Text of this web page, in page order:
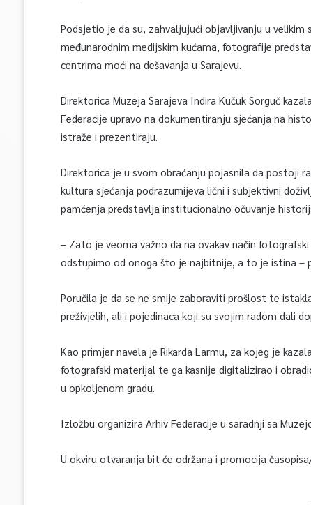
Podsjetio je da su, zahvaljujući objavljivanju u
međunarodnim medijskim kućama, fotografije
centrima moći na dešavanja u Sarajevu.
Direktorica Muzeja Sarajeva Indira Kučuk Sorguč
Federacije upravo na dokumentiranju sjećanja na
istraže i prezentiraju.
Direktorica je u svom obraćanju pojasnila da postoji
kultura sjećanja podrazumijeva lični i subjektivni
pamćenja predstavlja institucionalno očuvanje
– Zato je veoma važno da na ovakav način
odstupimo od onoga što je najbitnije, a to je istina –
Poručila je da se ne smije zaboraviti prošlost te
preživjelih, ali i pojedinaca koji su svojim radom dali
Kao primjer navela je Rikarda Larmu, za kojeg je
fotografski materijal te ga kasnije digitalizirao i
u opkoljenom gradu.
Izložbu organizira Arhiv Federacije u saradnji sa
U okviru otvaranja bit će održana i promocija